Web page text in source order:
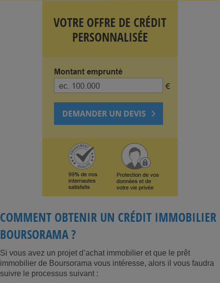
COMMENT OBTENIR UN CRÉDIT IMMOBILIER
BOURSORAMA ?
Si vous avez un projet d’achat immobilier et que le prêt
immobilier de Boursorama vous intéresse, alors il vous faudra
suivre le processus suivant :